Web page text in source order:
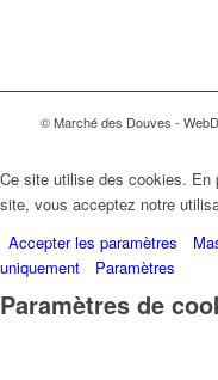
© Marché des Douves -
Ce site utilise des cookies. En
site, vous acceptez notre
Accepter les paramètres
uniquement
Paramètres
Paramètres de